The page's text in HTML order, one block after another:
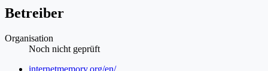
Betreiber
Organisation
Noch nicht geprüft
Website